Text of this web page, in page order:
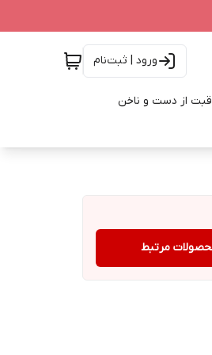
ورود | ثبت‌نام
از دست و ناخن
مرتبط